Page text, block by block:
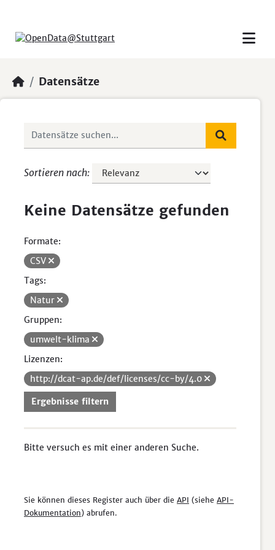
Datensätze
Sortieren nach
Keine Datensätze gefunden
Formate:
CSV
Tags:
Natur
Gruppen:
umwelt-klima
Lizenzen:
http://dcat-ap.de/def/licenses/cc-by/4.0
Ergebnisse filtern
Bitte versuch es mit einer anderen Suche.
Sie können dieses Register auch über die API (siehe API-
Dokumentation) abrufen.